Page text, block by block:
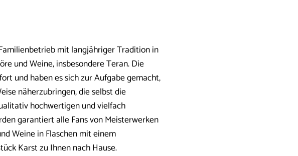
mit langjähriger Tradition in
und Weine, insbesondere Teran. Die
und haben es sich zur Aufgabe gemacht,
näherzubringen, die selbst die
hochwertigen und vielfach
garantiert alle Fans von Meisterwerken
Weine in Flaschen mit einem
Karst zu Ihnen nach Hause.